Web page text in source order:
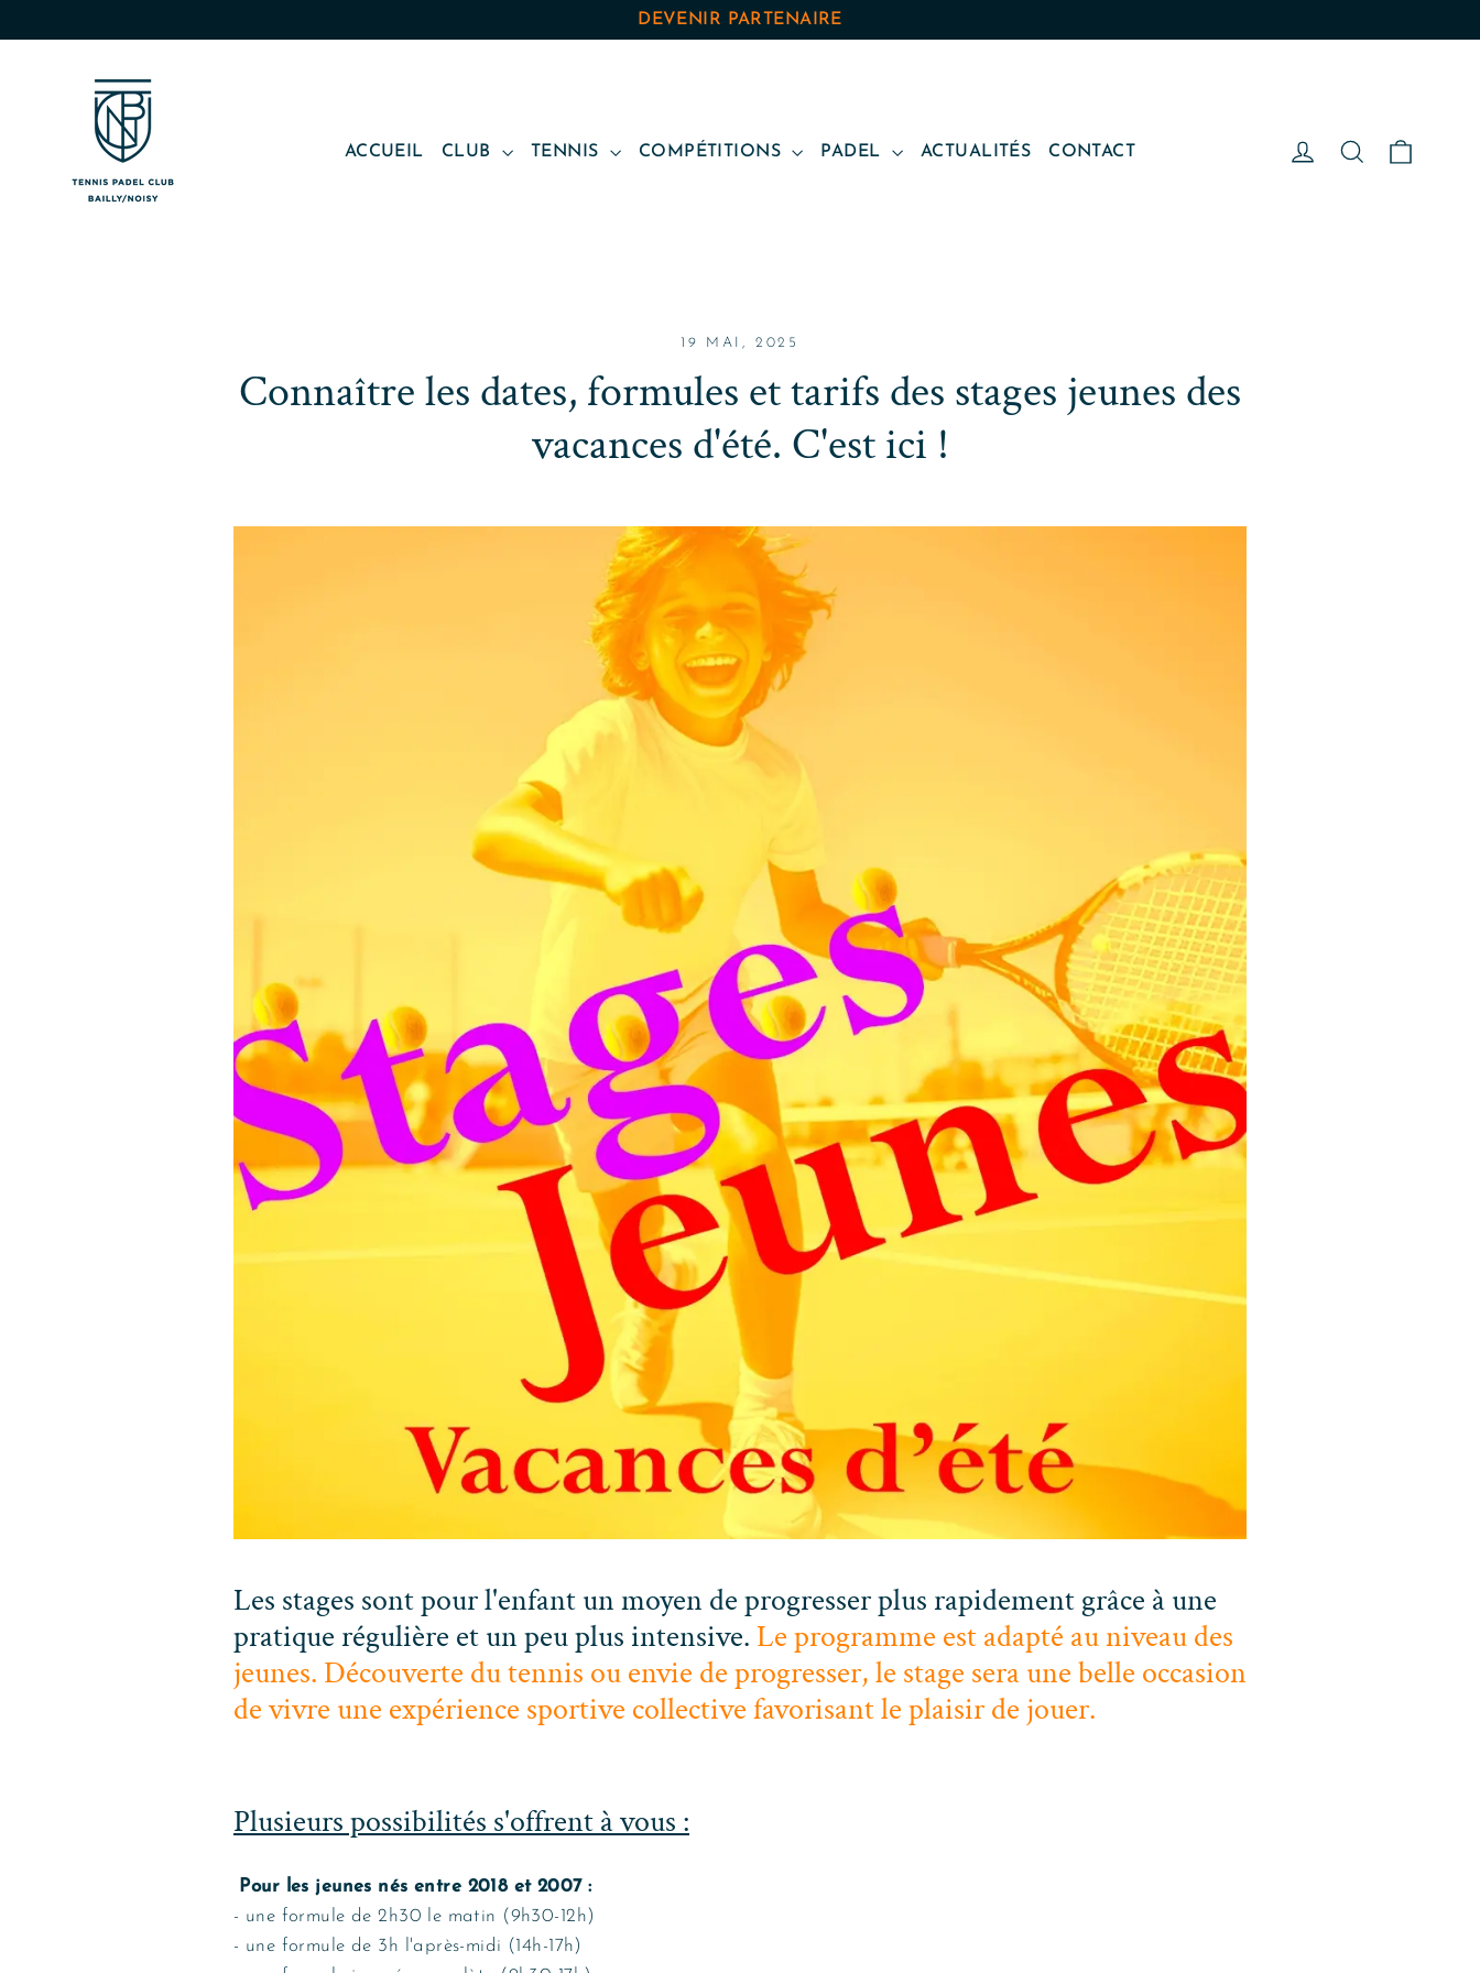
au
DEVENIR PARTENAIRE
ACCUEIL CLUB TENNIS COMPÉTITIONS PADEL ACTUALITÉS CONTACT Se connecter
Rechercher
19 MAI, 2025
Connaître les dates, formules et tarifs des stages jeunes des
vacances d'été. C'est ici !
Les stages sont pour l'enfant un moyen de progresser plus rapidement grâce à une
pratique régulière et un peu plus intensive. Le programme est adapté au niveau des
jeunes. Découverte du tennis ou envie de progresser, le stage sera une belle occasion
de vivre une expérience sportive collective favorisant le plaisir de jouer.
Plusieurs possibilités s'offrent à vous :
Pour les jeunes nés entre 2018 et 2007 :
- une formule de 2h30 le matin (9h30-12h)
- une formule de 3h l'après-midi (14h-17h)